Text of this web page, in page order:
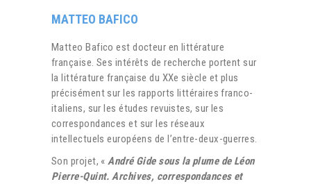
MATTEO BAFICO
Matteo Bafico est docteur en littérature
française. Ses intérêts de recherche portent sur
la littérature française du XXe siècle et plus
précisément sur les rapports littéraires franco-
italiens, sur les études revuistes, sur les
correspondances et sur les réseaux
intellectuels européens de l’entre-deux-guerres.
Son projet, «André Gide sous la plume de Léon
Pierre-Quint. Archives, correspondances et